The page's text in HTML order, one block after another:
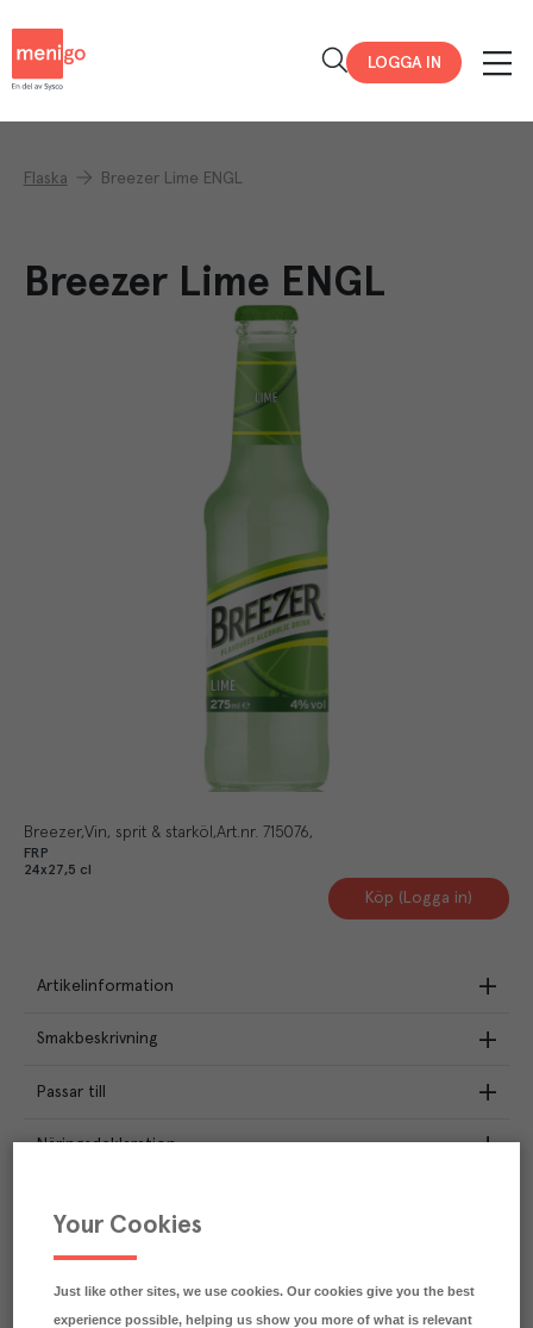
LOGGA IN
Flaska Breezer Lime ENGL
Breezer Lime ENGL
Breezer Vin, sprit & starköl Art.nr. 715076
FRP
24x27,5 cl
Köp (Logga in)
Artikelinformation
Smakbeskrivning
Passar till
Näringsdeklaration
CO₂e/kg
Varje kilo av varan påverkar klimatet motsvarande
Läs mer om hur vi beräknar klimatavtryck
Your Cookies
Just like other sites, we use cookies. Our cookies give you the best
experience possible, helping us show you more of what is relevant